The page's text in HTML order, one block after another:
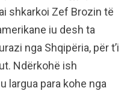
shkarkoi Zef Brozin të
iu desh ta
nga Shqipëria, për t’i
Ndërkohë ish
largua para kohe nga